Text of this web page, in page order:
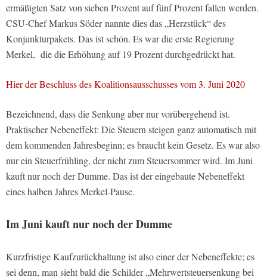
ermäßigten Satz von sieben Prozent auf fünf Prozent fallen werden.
CSU-Chef Markus Söder nannte dies das „Herzstück“ des
Konjunkturpakets. Das ist schön. Es war die erste Regierung
Merkel, die die Erhöhung auf 19 Prozent durchgedrückt hat.
Hier der Beschluss des Koalitionsausschusses vom 3. Juni 2020
Bezeichnend, dass die Senkung aber nur vorübergehend ist.
Praktischer Nebeneffekt: Die Steuern steigen ganz automatisch mit
dem kommenden Jahresbeginn; es braucht kein Gesetz. Es war also
nur ein Steuerfrühling, der nicht zum Steuersommer wird. Im Juni
kauft nur noch der Dumme. Das ist der eingebaute Nebeneffekt
eines halben Jahres Merkel-Pause.
Im Juni kauft nur noch der Dumme
Kurzfristige Kaufzurückhaltung ist also einer der Nebeneffekte; es
sei denn, man sieht bald die Schilder „Mehrwertsteuersenkung bei